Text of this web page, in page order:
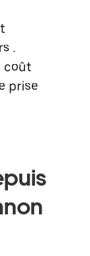
.
coût
prise